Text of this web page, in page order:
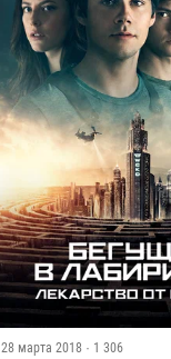
28 марта 2018 · 1 306